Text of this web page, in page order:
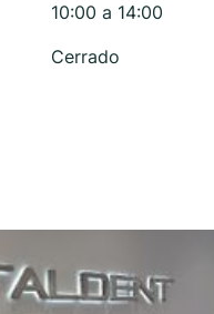
10:00 a 14:00
Cerrado